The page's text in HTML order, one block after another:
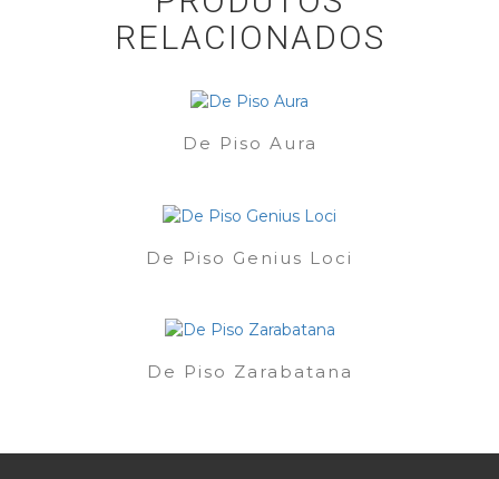
RELACIONADOS
De Piso Aura
De Piso Genius Loci
De Piso Zarabatana